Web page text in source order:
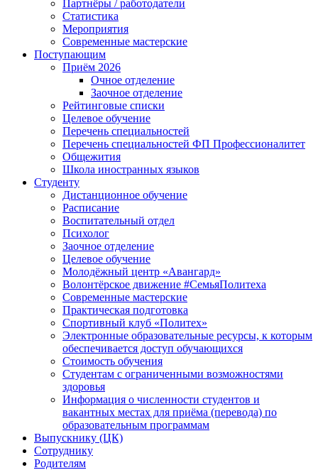
Партнёры / работодатели
Статистика
Мероприятия
Современные мастерские
Поступающим
Приём 2026
Очное отделение
Заочное отделение
Рейтинговые списки
Целевое обучение
Перечень специальностей
Перечень специальностей ФП Профессионалитет
Общежития
Школа иностранных языков
Студенту
Дистанционное обучение
Расписание
Воспитательный отдел
Психолог
Заочное отделение
Целевое обучение
Молодёжный центр «Авангард»
Волонтёрское движение #СемьяПолитеха
Современные мастерские
Практическая подготовка
Спортивный клуб «Политех»
Электронные образовательные ресурсы, к которым
обеспечивается доступ обучающихся
Стоимость обучения
Студентам с ограниченными возможностями
здоровья
Информация о численности студентов и
вакантных местах для приёма (перевода) по
образовательным программам
Выпускнику (ЦК)
Сотруднику
Родителям